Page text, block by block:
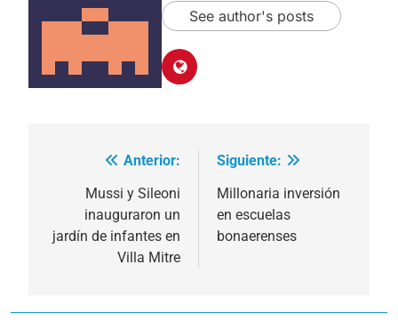
See author's posts
Navegación
entradas
Anterior:
Mussi y Sileoni
inauguraron un
jardín de infantes en
Villa Mitre
Siguiente:
Millonaria inversión
en escuelas
bonaerenses